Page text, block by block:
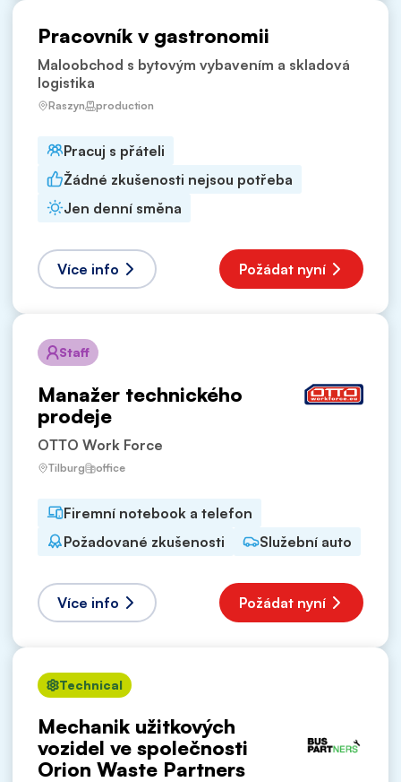
Pracovník v gastronomii
Maloobchod s bytovým vybavením a skladová
logistika
Raszyn production
Pracuj s přáteli
Žádné zkušenosti nejsou potřeba
Jen denní směna
Více info Požádat nyní
Staff
Manažer technického
prodeje
OTTO Work Force
Tilburg office
Firemní notebook a telefon
Požadované zkušenosti
Služební auto
Více info Požádat nyní
Technical
Mechanik užitkových
vozidel ve společnosti
Orion Waste Partners